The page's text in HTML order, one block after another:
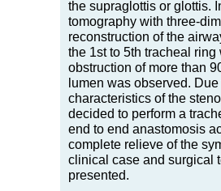
the supraglottis or glottis.
tomography with three-
reconstruction of the
the 1st to 5th tracheal ring
obstruction of more than
lumen was observed.
characteristics of the
decided to perform a
end to end anastomosis
complete relieve of the
clinical case and surgical
presented.